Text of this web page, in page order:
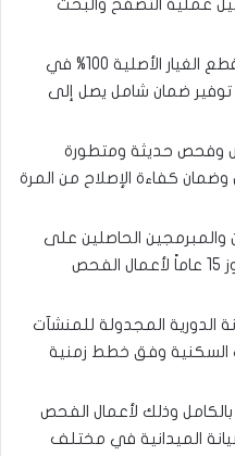
عملية التصفح والبحث
استخدام أفضل وأجود أنواع قطع الغيار الأصلية 100% في
توفير ضمان شامل يصل إلى
وفحص حديثة ومتطورة
كفاءة الإصلاح من المرة
الحاصلين على
شهادات معتمدة وخبرة تتجاوز 15 عاماً لأعمال الفحص
الدورية المجدولة للمنشآت
السكنية وفق خطط زمنية
وذلك لأعمال الفحص
الميدانية في مختلف